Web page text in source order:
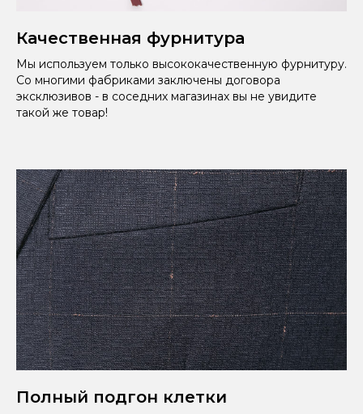
Качественная фурнитура
Мы используем только высококачественную фурнитуру.
Со многими фабриками заключены договора
эксклюзивов - в соседних магазинах вы не увидите
такой же товар!
Полный подгон клетки